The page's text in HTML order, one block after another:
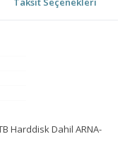
Harddisk Dahil ARNA-